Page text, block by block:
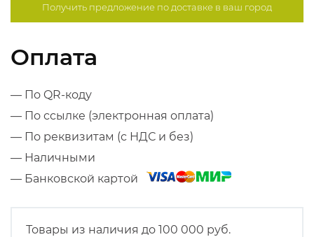
Получить предложение подоставке в ваш город
Оплата
— По QR-коду
— По ссылке (электронная оплата)
— По реквизитам (с НДС и без)
— Наличными
— Банковской картой
Товары из наличия до 100 000 руб.